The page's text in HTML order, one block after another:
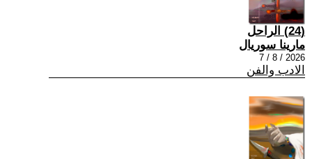
(24) الراحل
مارينا سوريال
2026 / 8 / 7
الادب والفن